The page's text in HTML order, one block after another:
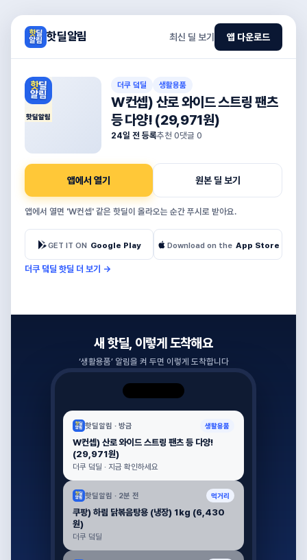
핫딜알림 최신 딜 보기 앱 다운로드
핫딜알림
더쿠 덬딜 생활용품
W컨셉) 산로 와이드 스트링 팬츠
등 다양! (29,971원)
24일 전 등록추천 0댓글 0
앱에서 열기 원본 딜 보기
앱에서 열면 'W컨셉' 같은 핫딜이 올라오는 순간 푸시로 받아요.
GET IT ON Google Play Download on the App Store
더쿠 덬딜 핫딜 더 보기 →
새 핫딜, 이렇게 도착해요
‘생활용품’ 알림을 켜 두면 이렇게 도착합니다
핫딜알림 · 방금 생활용품
W컨셉) 산로 와이드 스트링 팬츠 등 다양!
(29,971원)
더쿠 덬딜 · 지금 확인하세요
핫딜알림 · 2분 전 먹거리
쿠팡) 하림 닭볶음탕용 (냉장) 1kg (6,430
원)
더쿠 덬딜